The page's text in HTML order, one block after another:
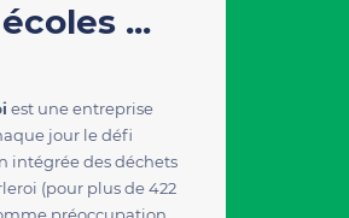
...
est une entreprise
jour le défi
intégrée des déchets
(pour plus de 422